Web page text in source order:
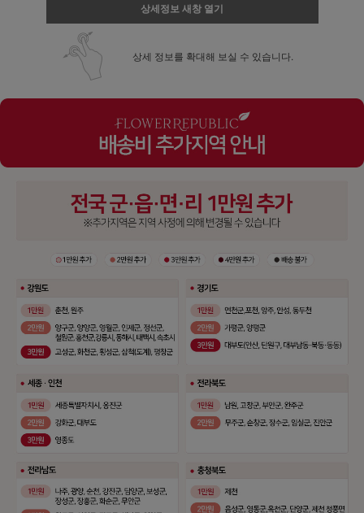
상세정보 새창 열기
상세 정보를 확대해 보실 수 있습니다.